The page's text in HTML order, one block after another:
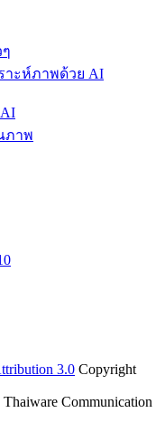
3.0 Copyright
Communication